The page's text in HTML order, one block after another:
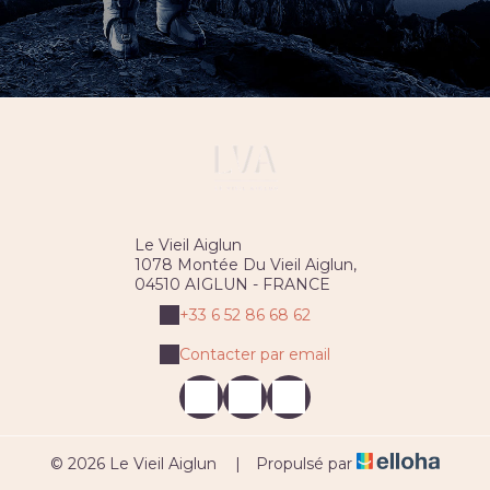
Le Vieil Aiglun
1078 Montée Du Vieil Aiglun,
04510 AIGLUN - FRANCE
+33 6 52 86 68 62
Contacter par email
© 2026 Le Vieil Aiglun | Propulsé par